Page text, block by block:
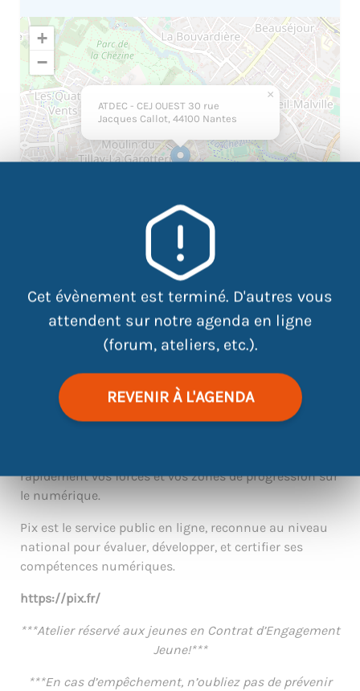
Cet évènement est terminé. D'autres vous
attendent sur notre agenda en ligne
(forum, ateliers, etc.).
REVENIR À L'AGENDA
ATDEC - CEJ OUEST 30 rue
Jacques Callot, 44100 Nantes
×
+
−
|© contributors
Savez-vous que 75% des emplois
rapidement vos forces et vos zones de progression sur
le numérique.
Pix est le service public en ligne, reconnue au niveau
national pour évaluer, développer, et certifier ses
compétences numériques.
https://pix.fr/
***Atelier réservé aux jeunes en Contrat d’Engagement
Jeune!***
***En cas d’empêchement, n’oubliez pas de prévenir